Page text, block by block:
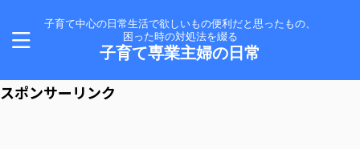
子育て中心の日常生活で欲しいもの便利だと思ったもの、
困った時の対処法を綴る
子育て専業主婦の日常
スポンサーリンク